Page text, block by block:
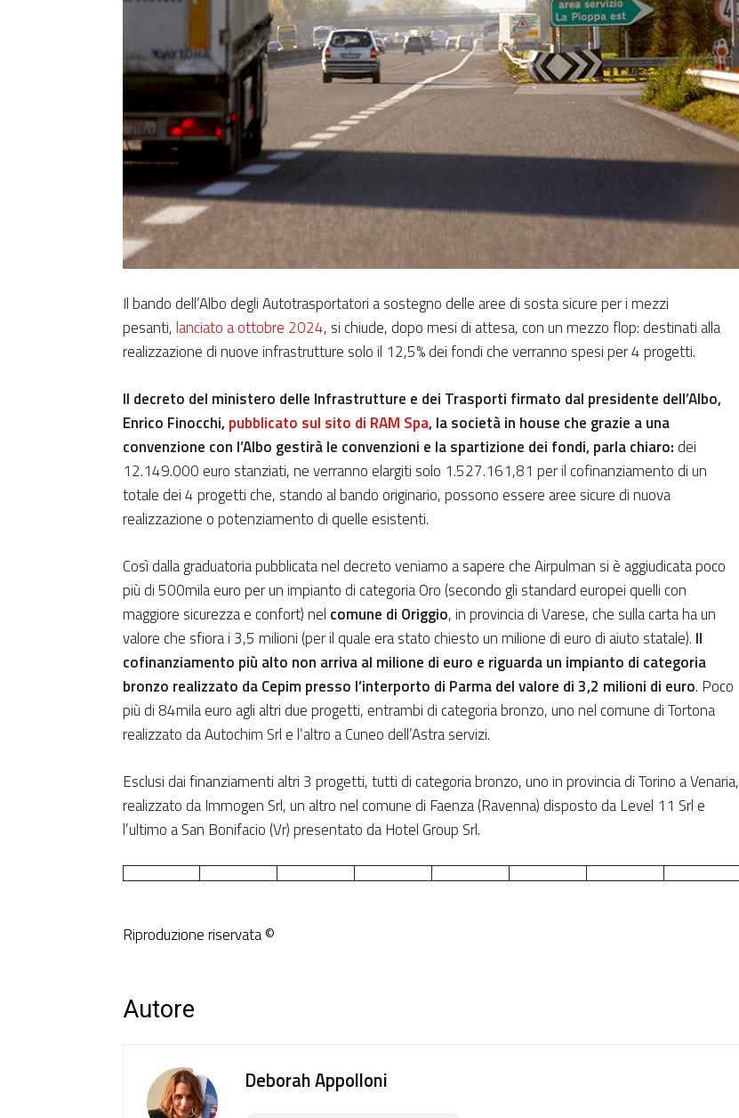
Il bando dell’Albo degli Autotrasportatori a sostegno delle aree di sosta sicure per i mezzi
pesanti,lanciato a ottobre 2024, si chiude, dopo mesi di attesa, con un mezzo flop: destinati alla
realizzazione di nuove infrastrutture solo il 12,5% dei fondi che verranno spesi per 4 progetti.
Il decreto del ministero delle Infrastrutture e dei Trasporti firmato dal presidente dell’Albo,
Enrico Finocchi,pubblicato sul sito di RAM Spa, la società in house che grazie a una
convenzione con l’Albo gestirà le convenzioni e la spartizione dei fondi, parla chiaro: dei
12.149.000 euro stanziati, ne verranno elargiti solo 1.527.161,81 per il cofinanziamento di un
totale dei 4 progetti che, stando al bando originario, possono essere aree sicure di nuova
realizzazione o potenziamento di quelle esistenti.
Così dalla graduatoria pubblicata nel decreto veniamo a sapere che Airpulman si è aggiudicata poco
più di 500mila euro per un impianto di categoria Oro (secondo gli standard europei quelli con
maggiore sicurezza e confort) nel comune di Origgio, in provincia di Varese, che sulla carta ha un
valore che sfiora i 3,5 milioni (per il quale era stato chiesto un milione di euro di aiuto statale). Il
cofinanziamento più alto non arriva al milione di euro e riguarda un impianto di categoria
bronzo realizzato da Cepim presso l’interporto di Parma del valore di 3,2 milioni di euro. Poco
più di 84mila euro agli altri due progetti, entrambi di categoria bronzo, uno nel comune di Tortona
realizzato da Autochim Srl e l’altro a Cuneo dell’Astra servizi.
Esclusi dai finanziamenti altri 3 progetti, tutti di categoria bronzo, uno in provincia di Torino a Venaria,
realizzato da Immogen Srl, un altro nel comune di Faenza (Ravenna) disposto da Level 11 Srl e
l’ultimo a San Bonifacio (Vr) presentato da Hotel Group Srl.
Riproduzione riservata ©
Autore
Deborah Appolloni